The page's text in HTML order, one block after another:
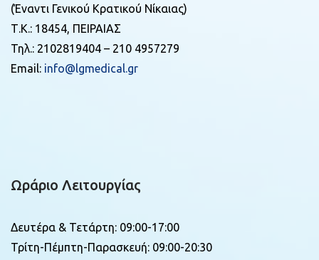
(Έναντι Γενικού Κρατικού Νίκαιας)
Τ.Κ.: 18454, ΠΕΙΡΑΙΑΣ
Τηλ.: 2102819404 – 210 4957279
Email: info@lgmedical.gr
Ωράριο Λειτουργίας
Δευτέρα & Τετάρτη: 09:00-17:00
Τρίτη-Πέμπτη-Παρασκευή: 09:00-20:30